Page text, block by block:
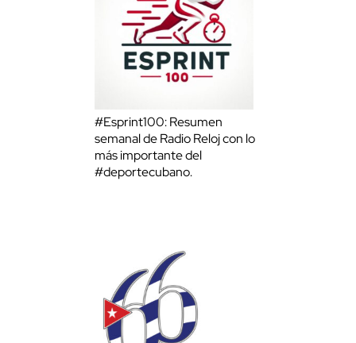
#Esprint100: Resumen
semanal de Radio Reloj con lo
más importante del
#deportecubano.